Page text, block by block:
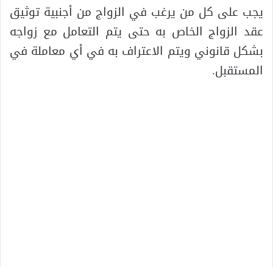
يجب على كل من يرغب في الزواج من أجنبية توثيق
عقد الزواج الخاص به حتى يتم التعامل مع زواجه
بشكل قانوني ويتم الاعتراف به في أي معاملة في
المستقبل.